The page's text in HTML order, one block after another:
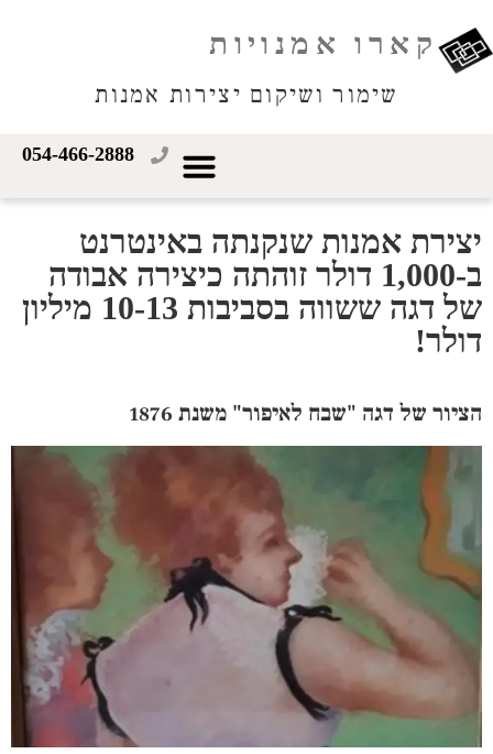
קארו אמנויות
שימור ושיקום יצירות אמנות
054-466-2888
יצירת אמנות שנקנתה באינטרנט
ב-1,000 דולר זוהתה כיצירה אבודה
של דגה ששווה בסביבות 10-13 מיליון
דולר!
הציור של דגה "שבח לאיפור" משנת 1876